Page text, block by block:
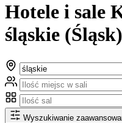
Hotele i sale
śląskie
Wyszukiwanie